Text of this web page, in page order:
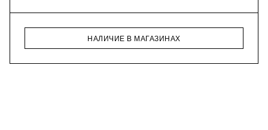
НАЛИЧИЕ В МАГАЗИНАХ